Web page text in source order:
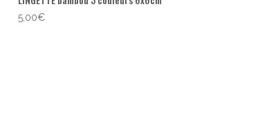
5,00€